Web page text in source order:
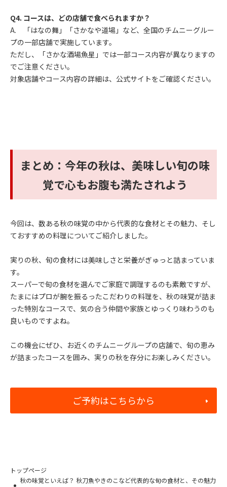
Q4. コースは、どの店舗で食べられますか？
A. 「はなの舞」「さかなや道場」など、全国のチムニーグルー
プの一部店舗で実施しています。
ただし、「さかな酒場魚星」では一部コース内容が異なりますの
でご注意ください。
対象店舗やコース内容の詳細は、公式サイトをご確認ください。
まとめ：今年の秋は、美味しい旬の味
覚で心もお腹も満たされよう
今回は、数ある秋の味覚の中から代表的な食材とその魅力、そし
ておすすめの料理についてご紹介しました。
実りの秋、旬の食材には美味しさと栄養がぎゅっと詰まっていま
す。
スーパーで旬の食材を選んでご家庭で調理するのも素敵ですが、
たまにはプロが腕を振るったこだわりの料理を、秋の味覚が詰ま
った特別なコースで、気の合う仲間や家族とゆっくり味わうのも
良いものですよね。
この機会にぜひ、お近くのチムニーグループの店舗で、旬の恵み
が詰まったコースを囲み、実りの秋を存分にお楽しみください。
ご予約はこちらから
トップページ
秋の味覚といえば？ 秋刀魚やきのこなど代表的な旬の食材と、その魅力